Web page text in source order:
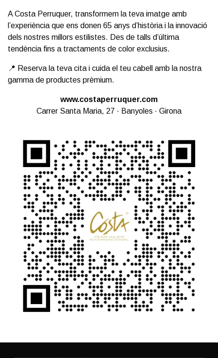
A Costa Perruquer, transformem la teva imatge amb
l’experiència que ens donen 65 anys d’història i la innovació
dels nostres millors estilistes. Des de talls d’última
tendència fins a tractaments de color exclusius.
📍 Reserva la teva cita i cuida el teu cabell amb la nostra
gamma de productes prèmium.
www.costaperruquer.com
Carrer Santa Maria, 27 · Banyoles · Girona